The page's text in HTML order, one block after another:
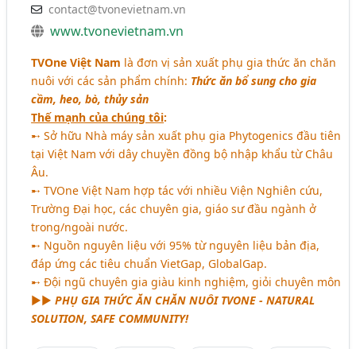
contact@tvonevietnam.vn
www.tvonevietnam.vn
TVOne Việt Nam là đơn vị sản xuất phụ gia thức ăn chăn
nuôi với các sản phẩm chính: Thức ăn bổ sung cho gia
cầm, heo, bò, thủy sản
Thế mạnh của chúng tôi:
➸ Sở hữu Nhà máy sản xuất phụ gia Phytogenics đầu tiên
tại Việt Nam với dây chuyền đồng bộ nhập khẩu từ Châu
Âu.
➸ TVOne Việt Nam hợp tác với nhiều Viện Nghiên cứu,
Trường Đại học, các chuyên gia, giáo sư đầu ngành ở
trong/ngoài nước.
➸ Nguồn nguyên liệu với 95% từ nguyên liệu bản địa,
đáp ứng các tiêu chuẩn VietGap, GlobalGap.
➸ Đội ngũ chuyên gia giàu kinh nghiệm, giỏi chuyên môn
►►PHỤ GIA THỨC ĂN CHĂN NUÔI TVONE - NATURAL
SOLUTION, SAFE COMMUNITY!